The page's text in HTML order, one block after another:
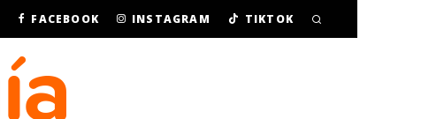
FACEBOOK INSTAGRAM TIKTOK